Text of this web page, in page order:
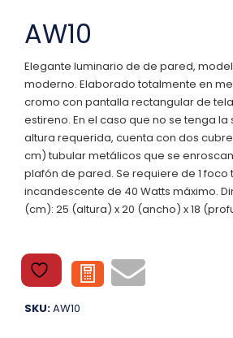
AW10
Elegante luminario de de pared,
moderno. Elaborado totalmente en
cromo con pantalla rectangular de
estireno. En el caso que no se tenga
altura requerida, cuenta con dos
cm) tubular metálicos que se
plafón de pared. Se requiere de 1 foco
incandescente de 40 Watts máximo.
(cm): 25 (altura) x 20 (ancho) x 18
SKU:AW10